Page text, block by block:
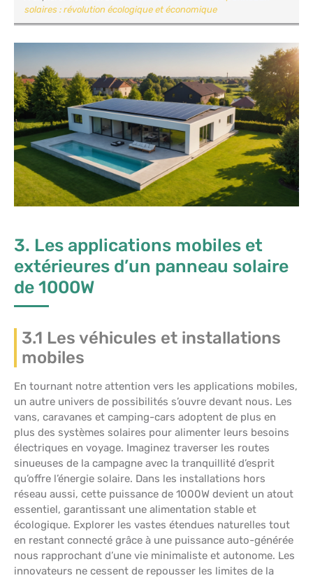
solaires : révolution écologique et économique
3. Les applications mobiles et
extérieures d’un panneau solaire
de 1000W
3.1 Les véhicules et installations
mobiles
En tournant notre attention vers les applications mobiles,
un autre univers de possibilités s’ouvre devant nous. Les
vans, caravanes et camping-cars adoptent de plus en
plus des systèmes solaires pour alimenter leurs besoins
électriques en voyage. Imaginez traverser les routes
sinueuses de la campagne avec la tranquillité d’esprit
qu’offre l’énergie solaire. Dans les installations hors
réseau aussi, cette puissance de 1000W devient un atout
essentiel, garantissant une alimentation stable et
écologique. Explorer les vastes étendues naturelles tout
en restant connecté grâce à une puissance auto-générée
nous rapprochant d’une vie minimaliste et autonome. Les
innovateurs ne cessent de repousser les limites de la